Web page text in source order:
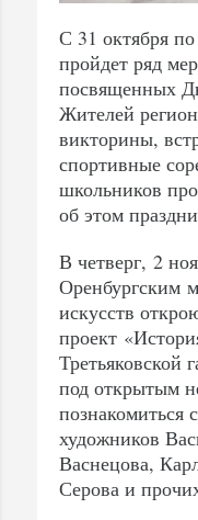
С 31 октября
пройдет ряд
посвященных
Жителей
викторины,
спортивные
школьников
об этом
В четверг, 2
Оренбургским
искусств
проект
Третьяковской
под открытым
познакомиться
художников
Васнецова,
Серова и